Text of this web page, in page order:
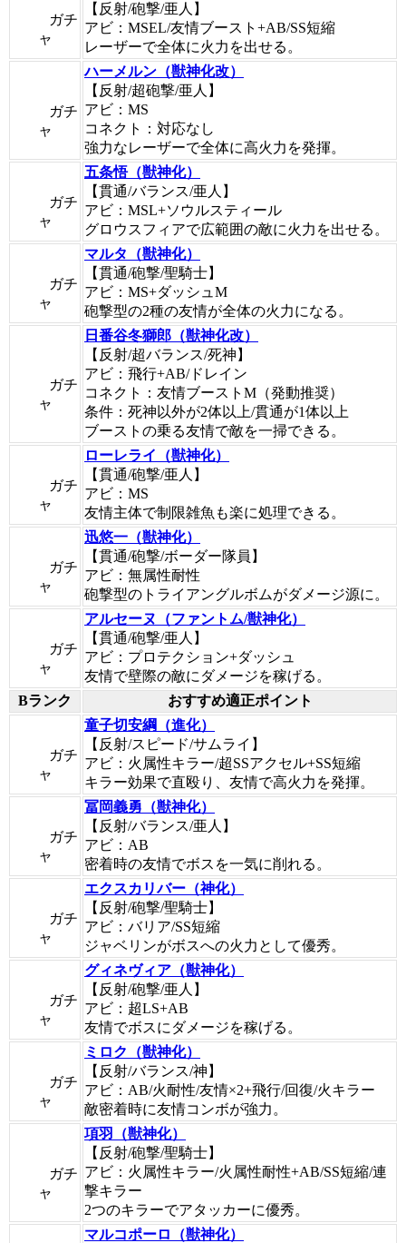
ガチ
ャ
【反射/砲撃/亜人】
アビ：MSEL/友情ブースト+AB/SS短縮
レーザーで全体に火力を出せる。
ガチ
ャ
ハーメルン（獣神化改）
【反射/超砲撃/亜人】
アビ：MS
コネクト：対応なし
強力なレーザーで全体に高火力を発揮。
ガチ
ャ
五条悟（獣神化）
【貫通/バランス/亜人】
アビ：MSL+ソウルスティール
グロウスフィアで広範囲の敵に火力を出せる。
ガチ
ャ
マルタ（獣神化）
【貫通/砲撃/聖騎士】
アビ：MS+ダッシュM
砲撃型の2種の友情が全体の火力になる。
ガチ
ャ
日番谷冬獅郎（獣神化改）
【反射/超バランス/死神】
アビ：飛行+AB/ドレイン
コネクト：友情ブーストM（発動推奨）
条件：死神以外が2体以上/貫通が1体以上
ブーストの乗る友情で敵を一掃できる。
ガチ
ャ
ローレライ（獣神化）
【貫通/砲撃/亜人】
アビ：MS
友情主体で制限雑魚も楽に処理できる。
ガチ
ャ
迅悠一（獣神化）
【貫通/砲撃/ボーダー隊員】
アビ：無属性耐性
砲撃型のトライアングルボムがダメージ源に。
ガチ
ャ
アルセーヌ（ファントム/獣神化）
【貫通/砲撃/亜人】
アビ：プロテクション+ダッシュ
友情で壁際の敵にダメージを稼げる。
Bランク
おすすめ適正ポイント
ガチ
ャ
童子切安綱（進化）
【反射/スピード/サムライ】
アビ：火属性キラー/超SSアクセル+SS短縮
キラー効果で直殴り、友情で高火力を発揮。
ガチ
ャ
冨岡義勇（獣神化）
【反射/バランス/亜人】
アビ：AB
密着時の友情でボスを一気に削れる。
ガチ
ャ
エクスカリバー（神化）
【反射/砲撃/聖騎士】
アビ：バリア/SS短縮
ジャベリンがボスへの火力として優秀。
ガチ
ャ
グィネヴィア（獣神化）
【反射/砲撃/亜人】
アビ：超LS+AB
友情でボスにダメージを稼げる。
ガチ
ャ
ミロク（獣神化）
【反射/バランス/神】
アビ：AB/火耐性/友情×2+飛行/回復/火キラー
敵密着時に友情コンボが強力。
ガチ
ャ
項羽（獣神化）
【反射/砲撃/聖騎士】
アビ：火属性キラー/火属性耐性+AB/SS短縮/連
撃キラー
2つのキラーでアタッカーに優秀。
マルコポーロ（獣神化）